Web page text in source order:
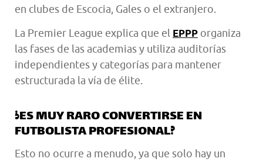
en clubes de Escocia, Gales o el extranjero.
La Premier League explica que el EPPP organiza
las fases de las academias y utiliza auditorías
independientes y categorías para mantener
estructurada la vía de élite.
¿ES MUY RARO CONVERTIRSE EN
FUTBOLISTA PROFESIONAL?
Esto no ocurre a menudo, ya que solo hay un